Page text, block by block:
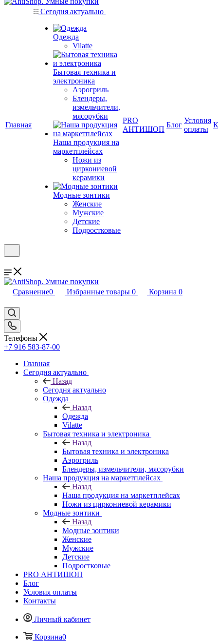
Главная
Сегодня актуально
Одежда
Vilatte
Бытовая техника и
электроника
Аэрогриль
Блендеры,
измельчители,
мясорубки
Наша продукция на
маркетплейсах
Ножи из
циркониевой
керамики
Модные зонтики
Женские
Мужские
Детские
Подростковые
PRO
АНТИШОП
Блог
Условия
оплаты
Сравнение0 Избранные товары 0 Корзина 0
Телефоны
+7 916 583-87-00
Главная
Сегодня актуально
Назад
Сегодня актуально
Одежда
Назад
Одежда
Vilatte
Бытовая техника и электроника
Назад
Бытовая техника и электроника
Аэрогриль
Блендеры, измельчители, мясорубки
Наша продукция на маркетплейсах
Назад
Наша продукция на маркетплейсах
Ножи из циркониевой керамики
Модные зонтики
Назад
Модные зонтики
Женские
Мужские
Детские
Подростковые
PRO АНТИШОП
Блог
Условия оплаты
Контакты
Личный кабинет
Корзина0